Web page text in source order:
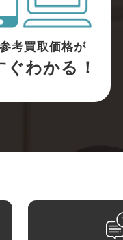
参考買取価格が
ぐわかる！